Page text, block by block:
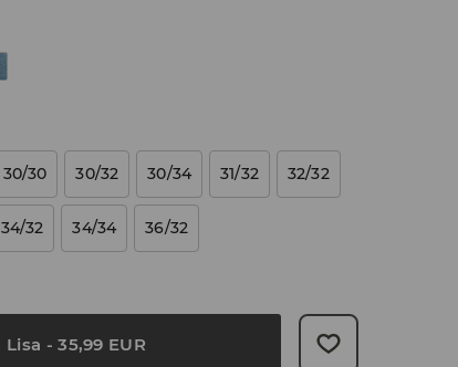
30/30 30/32 30/34 31/32 32/32
34/32 34/34 36/32
Lisa -35,99 EUR